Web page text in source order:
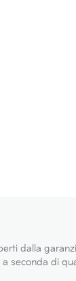
dalla
seconda di